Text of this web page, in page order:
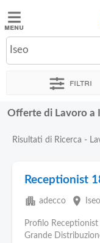
Jobbydoo
Offerte
Stipendi
Blog
Iseo
Filtri
Offerte di Lavoro a
Risultati di Ricerca -
Receptionist
apartment adecco place Iseo
Profilo
Grande